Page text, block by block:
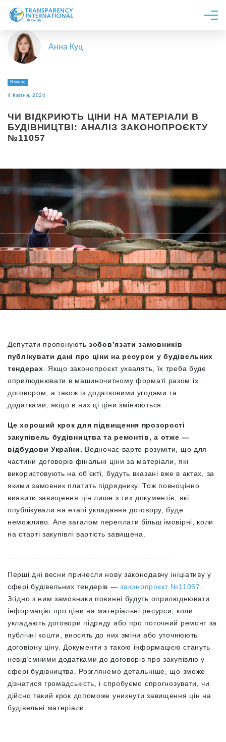
Про нас
Новини
Напрями роботи
Долучитися
Анна Куц
Новини
4 Квітня, 2024
ЧИ ВІДКРИЮТЬ ЦІНИ НА МАТЕРІАЛИ В
БУДІВНИЦТВІ: АНАЛІЗ ЗАКОНОПРОЄКТУ
№11057
Депутати пропонують зобов’язати замовників
публікувати дані про ціни на ресурси у будівельних
тендерах . Якщо законопроєкт ухвалять, їх треба буде
оприлюднювати в машиночитному форматі разом із
договором, а також із додатковими угодами та
додатками, якщо в них ці ціни змінюються.
Це хороший крок для підвищення прозорості
закупівель будівництва та ремонтів, а отже —
відбудови України. Водночас варто розуміти, що для
частини договорів фінальні ціни за матеріали, які
використовують на об’єкті, будуть вказані вже в актах, за
якими замовник платить підряднику. Тож повноцінно
виявити завищення цін лише з тих документів, які
опублікували на етапі укладання договору, буде
неможливо. Але загалом переплати більш імовірні, коли
на старті закупівлі вартість завищена.
Перші дні весни принесли нову законодавчу ініціативу у
сфері будівельних тендерів —законопроєкт №11057
Згідно з ним замовники повинні будуть оприлюднювати
інформацію про ціни на матеріальні ресурси, коли
укладають договори підряду або про поточний ремонт за
публічні кошти, вносять до них зміни або уточнюють
договірну ціну. Документи з такою інформацією стануть
невід’ємними додатками до договорів про закупівлю у
сфері будівництва. Розглянемо детальніше, що зможе
дізнатися громадськість, і спробуємо спрогнозувати, чи
дійсно такий крок допоможе уникнути завищення цін на
будівельні матеріали.